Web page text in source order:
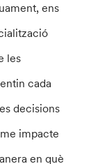
ens
les
cada
decisions
impacte
en què